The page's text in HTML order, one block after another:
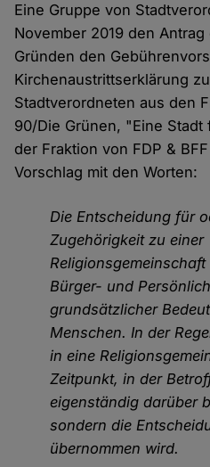
Eine Gruppe von
November 2019 den
Gründen den
Kirchenaustrittserklärung
Stadtverordneten aus den
90/Die Grünen, "Eine
der Fraktion von FDP &
Vorschlag mit den Worten:
Die Entscheidung für
Zugehörigkeit zu einer
Bürger- und
grundsätzlicher
Menschen. In der
in eine
Zeitpunkt, in der
eigenständig darüber
sondern die
übernommen wird.